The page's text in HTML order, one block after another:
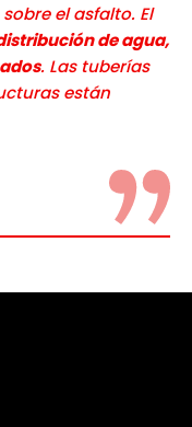
el asfalto. El
de agua,
. Las tuberías
están